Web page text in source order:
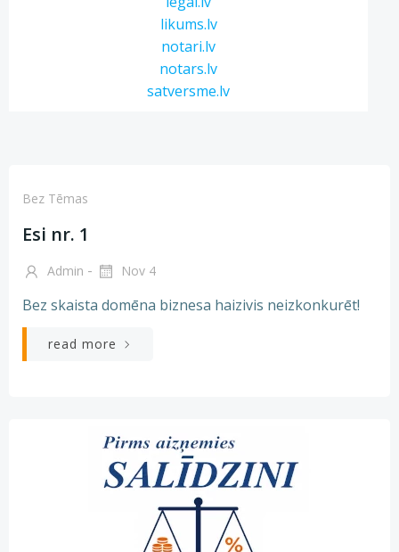
likums.lv
notari.lv
notars.lv
satversme.lv
Bez Tēmas
Esi nr. 1
Admin - Nov 4
Bez skaista domēna biznesa haizivis neizkonkurēt!
read more